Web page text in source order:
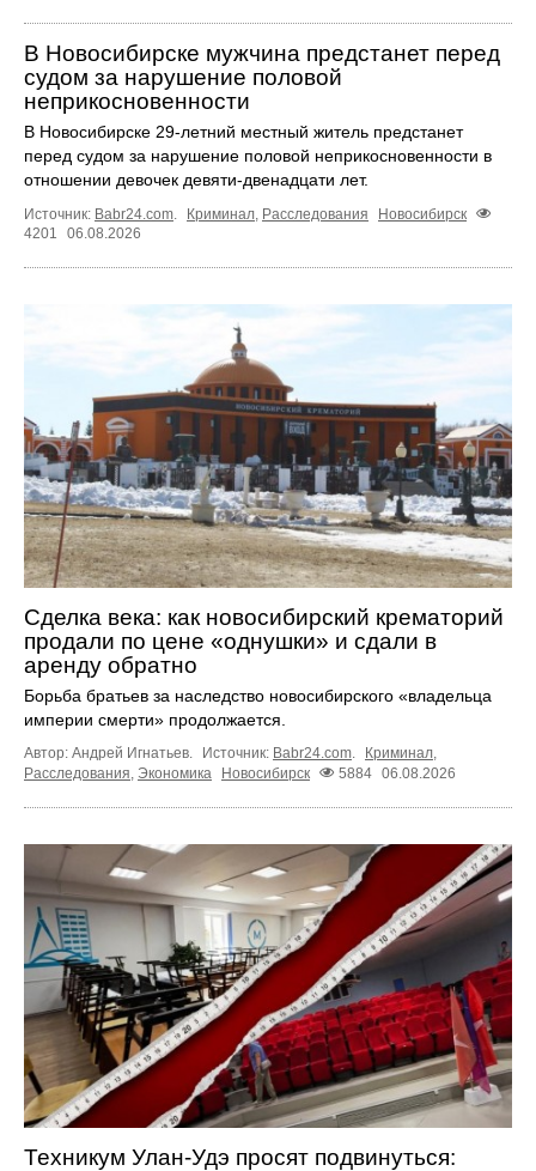
В Новосибирске мужчина предстанет перед
судом за нарушение половой
неприкосновенности
В Новосибирске 29-летний местный житель предстанет
перед судом за нарушение половой неприкосновенности в
отношении девочек девяти-двенадцати лет.
Источник: Babr24.com. Криминал, Расследования
Новосибирск
4201
06.08.2026
Сделка века: как новосибирский крематорий
продали по цене «однушки» и сдали в
аренду обратно
Борьба братьев за наследство новосибирского «владельца
империи смерти» продолжается.
Автор: Андрей Игнатьев. Источник: Babr24.com. Криминал,
Расследования, Экономика Новосибирск 5884 06.08.2026
Техникум Улан-Удэ просят подвинуться: